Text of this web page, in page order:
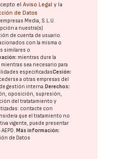
elAviso Legal y la
de Datos
Media, S.L.U.
a nuestra(s)
de cuenta de usuario.
con la misma o
similares o
mientras dure la
sea necesario para
especificadasCesión:
a otras empresas del
gestión interna.Derechos:
oposición, supresión,
del tratatamiento y
contacte con
que el tratamiento no
vigente, puede presentar
AEPD.Más información:
de Datos